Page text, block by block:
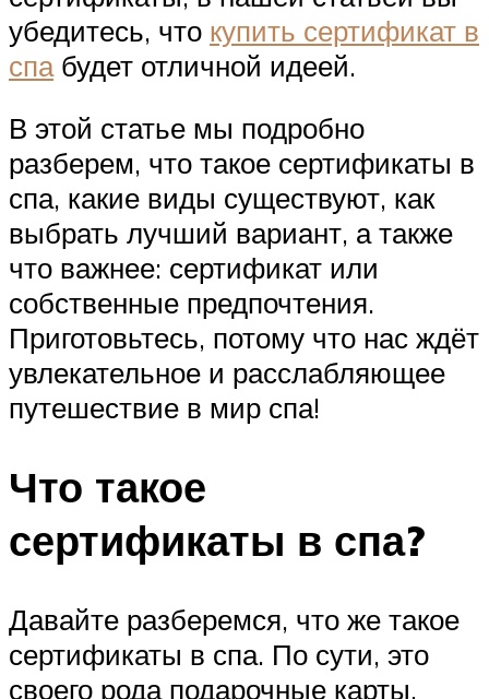
убедитесь, что купить сертификат в
спабудет отличной идеей.
В этой статье мы подробно
разберем, что такое сертификаты в
спа, какие виды существуют, как
выбрать лучший вариант, а также
что важнее: сертификат или
собственные предпочтения.
Приготовьтесь, потому что нас ждёт
увлекательное и расслабляющее
путешествие в мир спа!
Что такое
сертификаты в спа?
Давайте разберемся, что же такое
сертификаты в спа. По сути, это
своего рода подарочные карты,